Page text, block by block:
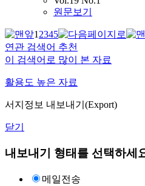
원문보기
12345
연관 검색어 추천
이 검색어로 많이 본 자료
활용도 높은 자료
서지정보 내보내기(Export)
닫기
내보내기 형태를 선택하세
메일전송